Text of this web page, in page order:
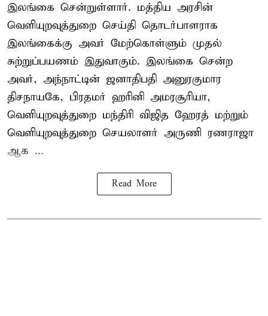
இலங்கை சென்றுள்ளார். மத்திய அரசின்
வெளியுறவுத்துறை செய்தி தொடர்பாளராக
இலங்கைக்கு அவர் மேற்கொள்ளும் முதல்
சுற்றுப்பயணம் இதுவாகும். இலங்கை சென்ற
அவர், அந்நாட்டின் ஜனாதிபதி அனுரகுமார
திசநாயகே, பிரதமர் ஹரினி அமரசூரியா,
வெளியுறவுத்துறை மந்திரி விஜித ஹேரத் மற்றும்
வெளியுறவுத்துறை செயலாளர் அருணி ரணராஜா
ஆக ...
Read More